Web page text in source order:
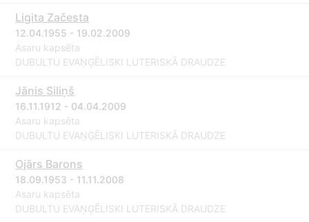
Ligita Začesta
12.04.1955 - 19.02.2009
Asaru kapsēta
DUBULTU EVAŅĢĒLISKI LUTERISKĀ DRAUDZE
Jānis Siliņš
16.11.1912 - 04.04.2009
Asaru kapsēta
DUBULTU EVAŅĢĒLISKI LUTERISKĀ DRAUDZE
Ojārs Barons
18.09.1953 - 11.11.2008
Asaru kapsēta
DUBULTU EVAŅĢĒLISKI LUTERISKĀ DRAUDZE